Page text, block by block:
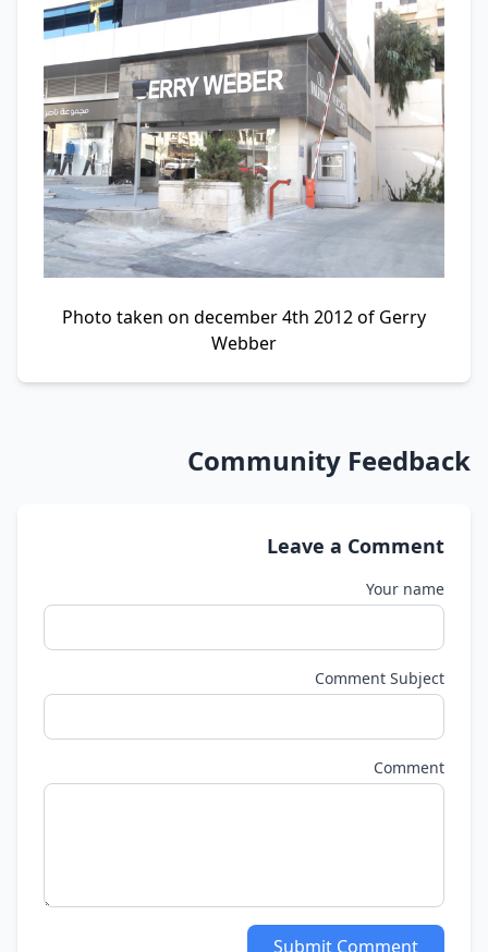
Photo taken on december 4th 2012 of Gerry
Webber
Community Feedback
Leave a Comment
Your name
Comment Subject
Comment
Submit Comment